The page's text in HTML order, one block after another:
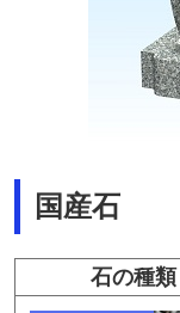
国産石
石の種類